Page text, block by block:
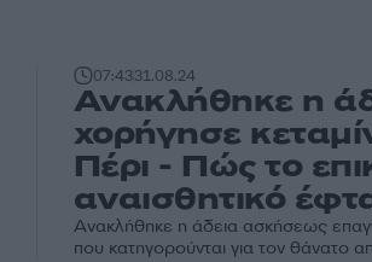
07:4331.08.24
Ανακλήθηκε η
χορήγησε
Πέρι - Πώς το
αναισθητικό
Ανακλήθηκε η άδεια ασκήσεως
που κατηγορούνται για τον θάνατο